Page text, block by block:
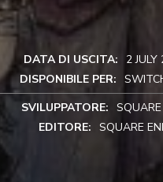
DATA DI USCITA:
2 JULY
DISPONIBILE PER:
SVILUPPATORE:
EDITORE: SQUARE